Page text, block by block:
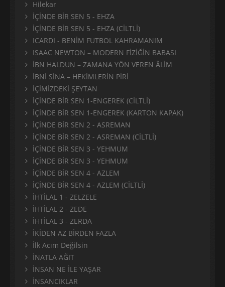
Hilekar
İÇİNDE BİR SEN 5 - EHZA
İÇİNDE BİR SEN 5 - EHZA (CİLTLİ)
ICARDI - BENİM FUTBOL KAHRAMANIM
ISAAC NEWTON – MODERN FİZİĞİN BABASI
İBN HALDUN – ZAMANA YÖN VEREN ÂLİM
İBNİ SİNA – HEKİMLERİN PİRİ
İÇİMİZDEKİ ŞEYTAN
İÇİNDE BİR SEN 1-ENGEREK (CİLTLİ)
İÇİNDE BİR SEN 1-ENGEREK (KARTON KAPAK)
İÇİNDE BİR SEN 2 - ASREMAN
İÇİNDE BİR SEN 2 - ASREMAN (CİLTLİ)
İÇİNDE BİR SEN 3 - YEHMUM
İÇİNDE BİR SEN 3 - YEHMUM
İÇİNDE BİR SEN 4 - AZLEM
İÇİNDE BİR SEN 4 - AZLEM (CİLTLİ)
İHTİLAL 1 - ZELZELE
İHTİLAL 2 - ZEDE
İHTİLAL 3 - ZERDA
İKİDEN AZ BİRDEN FAZLA
İlk Acım Değilsin
İNATLA AĞIT
İNSAN NE İLE YAŞAR
İNSANCIKLAR